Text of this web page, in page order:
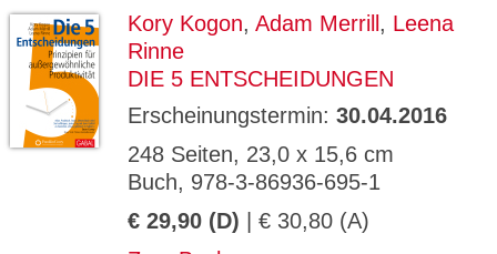
Kory Kogon, Adam Merrill , Leena
Rinne
DIE 5 ENTSCHEIDUNGEN
Erscheinungstermin: 30.04.2016
248 Seiten, 23,0 x 15,6 cm
Buch, 978-3-86936-695-1
€ 29,90 (D) | € 30,80 (A)
GV_CO
OKIES
gabal-
Speichert den Zustimmungsstatus des
Benutzers für Cookies auf der aktuellen
Domäne.
90
T